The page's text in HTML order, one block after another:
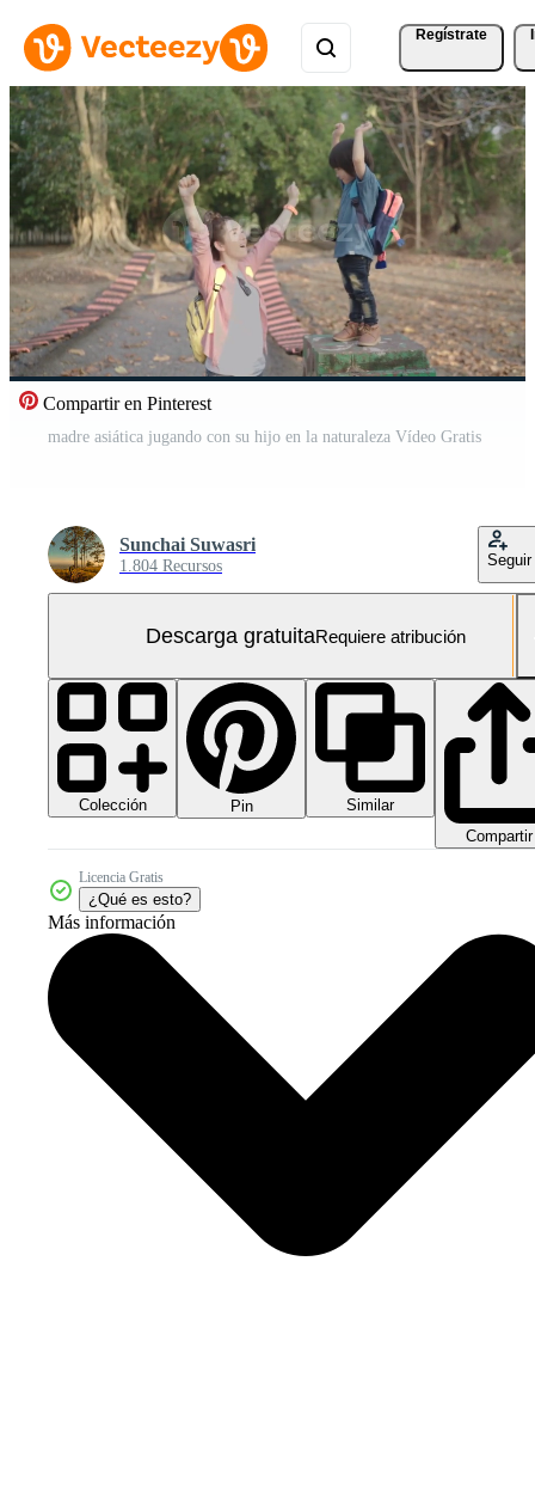
Regístrate
Compartir en Pinterest
madre asiática jugando con su hijo en la naturaleza Vídeo Gratis
Sunchai Suwasri
1.804 Recursos Seguir
Descarga gratuitaRequiere atribución
Colección Pin
Similar
Compartir
Licencia Gratis
¿Qué es esto?
Más información